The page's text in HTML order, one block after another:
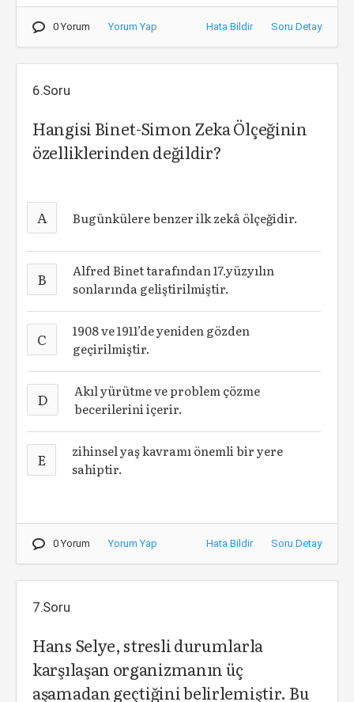
0 Yorum Yorum Yap Hata Bildir Soru Detay
6.Soru
Hangisi Binet-Simon Zeka Ölçeğinin
özelliklerinden değildir?
A Bugünkülere benzer ilk zekâ ölçeğidir.
B
Alfred Binet tarafından 17.yüzyılın
sonlarında geliştirilmiştir.
C
1908 ve 1911’de yeniden gözden
geçirilmiştir.
D
Akıl yürütme ve problem çözme
becerilerini içerir.
E
zihinsel yaş kavramı önemli bir yere
sahiptir.
0 Yorum Yorum Yap Hata Bildir Soru Detay
7.Soru
Hans Selye, stresli durumlarla
karşılaşan organizmanın üç
aşamadan geçtiğini belirlemiştir. Bu